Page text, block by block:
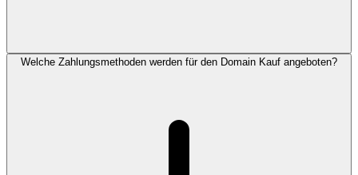
Welche Zahlungsmethoden werden für den Domain Kauf angeboten?